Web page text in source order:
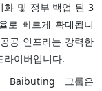
화 및 정부 백업 된 3
로 빠르게 확대됩니
공 인프라는 강력한
라이버입니다.
그룹은